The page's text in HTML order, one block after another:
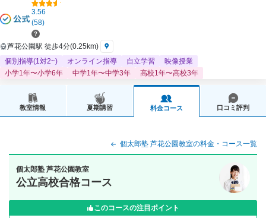
3.56
(58)
芦花公園駅 徒歩4分(0.25km)
個別指導(1対2~)
オンライン指導 自立学習
映像授業
小学1年〜小学6年
中学1年〜中学3年 高校1年〜高校3年
教室情報 夏期講習 料金コース 口コミ評判
個太郎塾 芦花公園教室の料金・コース一覧
個太郎塾 芦花公園教室
公立高校合格コース
このコースの注目ポイント